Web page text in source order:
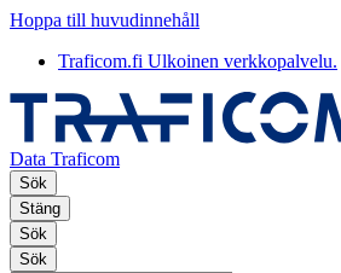
Hoppa till huvudinnehåll
Traficom.fi Ulkoinen verkkopalvelu.
Data Traficom
Sök
Stäng
Sök
Sök